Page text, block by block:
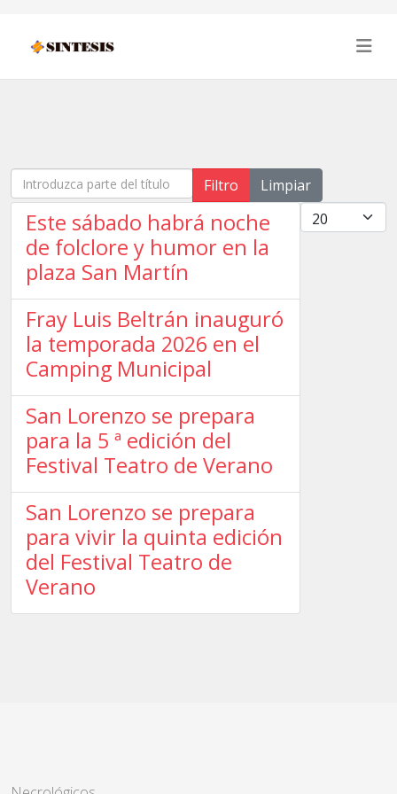
Introduzca parte del título Filtro
Limpiar
Cantidad
Este sábado habrá noche
de folclore y humor en la
plaza San Martín
Fray Luis Beltrán inauguró
la temporada 2026 en el
Camping Municipal
San Lorenzo se prepara
para la 5 ª edición del
Festival Teatro de Verano
San Lorenzo se prepara
para vivir la quinta edición
del Festival Teatro de
Verano